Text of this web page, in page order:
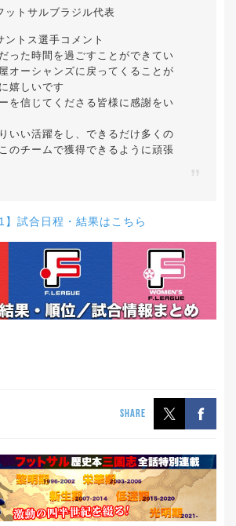
ットサルブラジル代表
ントス選手コメント
った時間を過ごすことができてい
オーシャンズに戻ってくることが
嬉しいです
を信じてくださる皆様に感謝をい
いい活躍をし、できるだけ多くの
のチームで獲得できるように頑張
】試合日程・結果はこちら
SHARE